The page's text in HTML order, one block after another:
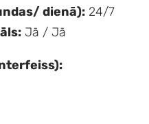
dienā): 24/7
Jā / Jā